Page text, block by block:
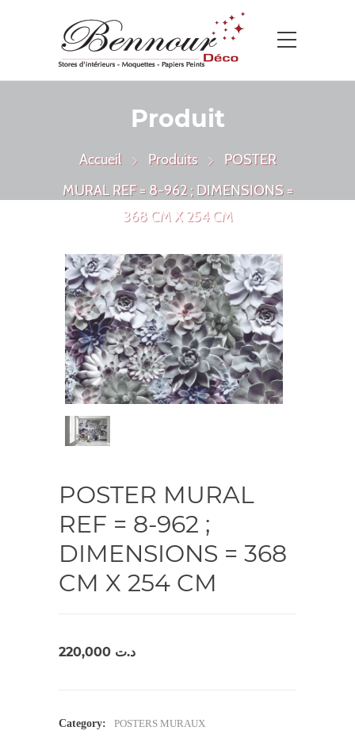
Produit
Accueil Produits
POSTER
MURAL REF = 8-962 ; DIMENSIONS =
368 CM X 254 CM
POSTER MURAL
REF = 8-962 ;
DIMENSIONS = 368
CM X 254 CM
د.ت
Category: POSTERS MURAUX